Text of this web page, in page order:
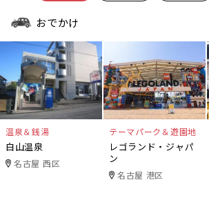
おでかけ
温泉＆銭湯
白山温泉
名古屋 西区
テーマパーク＆遊園地
レゴランド・ジャパ
ン
名古屋 港区